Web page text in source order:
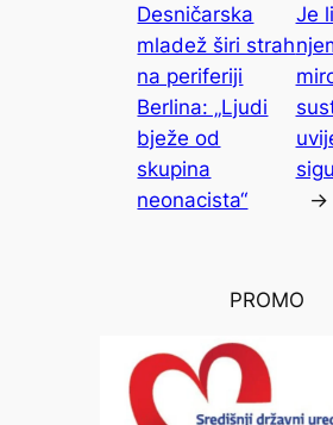
Desničarska
mladež širi strah
na periferiji
Berlina: „Ljudi
bježe od
skupina
neonacista“
Je li
→
PROMO